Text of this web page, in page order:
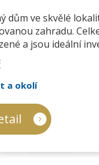
dům ve skvělé
zahradu.
a jsou ideální
a okolí